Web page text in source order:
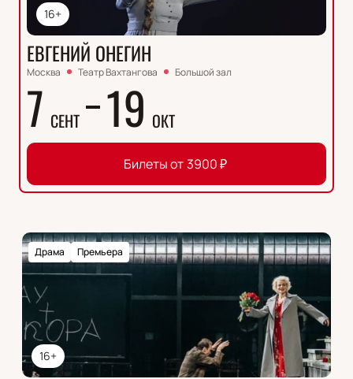
16+
ЕВГЕНИЙ ОНЕГИН
Москва Театр Вахтангова Большой зал
7 СЕНТ 19 ОКТ
Билеты от 3900₽
16+
Драма Премьера